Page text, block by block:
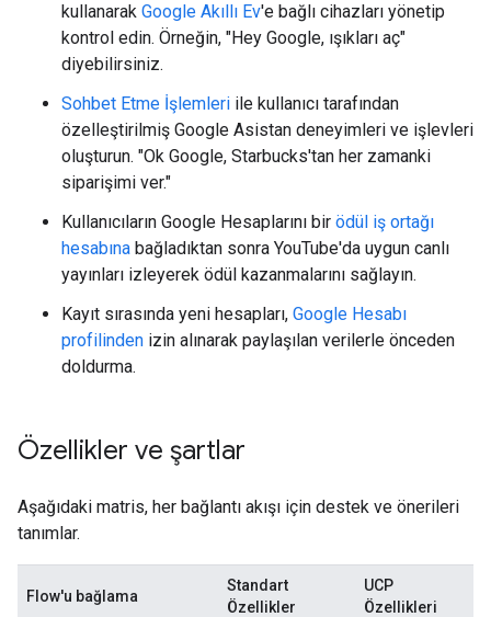
kullanarak Google Akıllı Ev'e bağlı cihazları yönetip
kontrol edin. Örneğin, "Hey Google, ışıkları aç"
diyebilirsiniz.
Sohbet Etme İşlemleri ile kullanıcı tarafından
özelleştirilmiş Google Asistan deneyimleri ve işlevleri
oluşturun. "Ok Google, Starbucks'tan her zamanki
siparişimi ver."
Kullanıcıların Google Hesaplarını bir ödül iş ortağı
hesabına bağladıktan sonra YouTube'da uygun canlı
yayınları izleyerek ödül kazanmalarını sağlayın.
Kayıt sırasında yeni hesapları, Google Hesabı
profilinden izin alınarak paylaşılan verilerle önceden
doldurma.
Özellikler ve şartlar
Aşağıdaki matris, her bağlantı akışı için destek ve önerileri
tanımlar.
Flow'u bağlama
Standart
Özellikler
UCP
Özellikleri